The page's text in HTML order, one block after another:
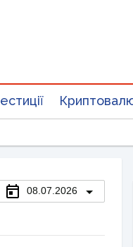
08.07.2026